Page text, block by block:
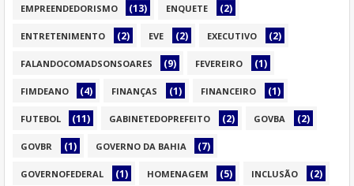
EMPREENDEDORISMO (13) ENQUETE (2)
ENTRETENIMENTO (2) EVE (2) EXECUTIVO (2)
FALANDOCOMADSONSOARES (9) FEVEREIRO (1)
FIMDEANO (4) FINANÇAS (1) FINANCEIRO (1)
FUTEBOL (11) GABINETEDOPREFEITO (2) GOVBA (2)
GOVBR (1) GOVERNO DA BAHIA (7)
GOVERNOFEDERAL (1) HOMENAGEM (5) INCLUSÃO (2)